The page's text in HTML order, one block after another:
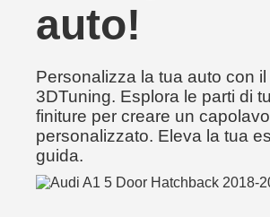
auto!
Personalizza la tua auto con
3DTuning. Esplora le parti di
finiture per creare un
personalizzato. Eleva la tua
guida.